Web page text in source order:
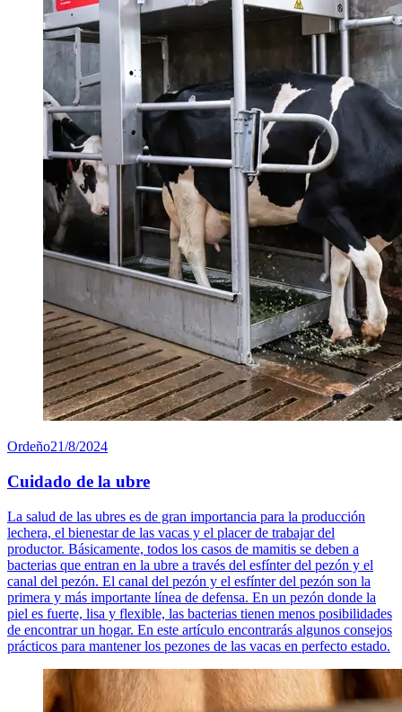
Ordeño21/8/2024
Cuidado de la ubre
La salud de las ubres es de gran importancia para la producción
lechera, el bienestar de las vacas y el placer de trabajar del
productor. Básicamente, todos los casos de mamitis se deben a
bacterias que entran en la ubre a través del esfínter del pezón y el
canal del pezón. El canal del pezón y el esfínter del pezón son la
primera y más importante línea de defensa. En un pezón donde la
piel es fuerte, lisa y flexible, las bacterias tienen menos posibilidades
de encontrar un hogar. En este artículo encontrarás algunos consejos
prácticos para mantener los pezones de las vacas en perfecto estado.